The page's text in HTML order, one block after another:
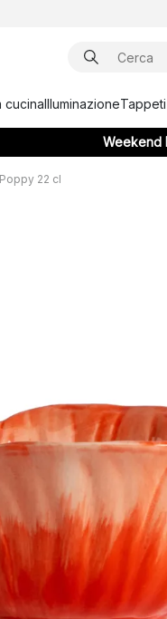
cucinaIlluminazione
Weekend
22 cl